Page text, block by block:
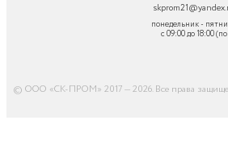
понедельник -
с 09:00 до 18:00
© ООО «СК-ПРОМ» 2017 — 2026. Все права